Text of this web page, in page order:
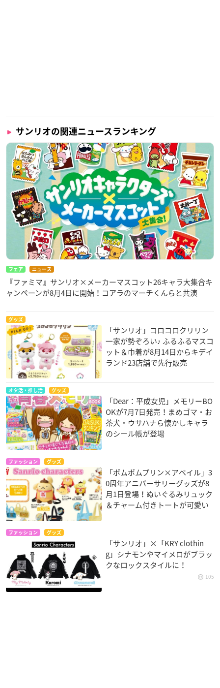
サンリオの関連ニュースランキング
フェア ニュース
『ファミマ』サンリオ×メーカーマスコット26キャラ大集合キ
ャンペーンが8月4日に開始！コアラのマーチくんらと共演
グッズ
「サンリオ」コロコロクリリン
一家が勢ぞろい♪ ふるふるマスコ
ット＆巾着が8月14日からキデイ
ランド23店舗で先行販売
オタ活・推し活 グッズ
「Dear：平成女児」メモリーBO
OKが7月7日発売！まめゴマ・お
茶犬・ウサハナら懐かしキャラ
のシール帳が登場
ファッション グッズ
「ポムポムプリン×アベイル」3
0周年アニバーサリーグッズが8
月1日登場！ぬいぐるみリュック
＆チャーム付きトートが可愛い
ファッション グッズ
「サンリオ」×「KRY clothin
g」シナモンやマイメロがブラッ
クなロックスタイルに！
105